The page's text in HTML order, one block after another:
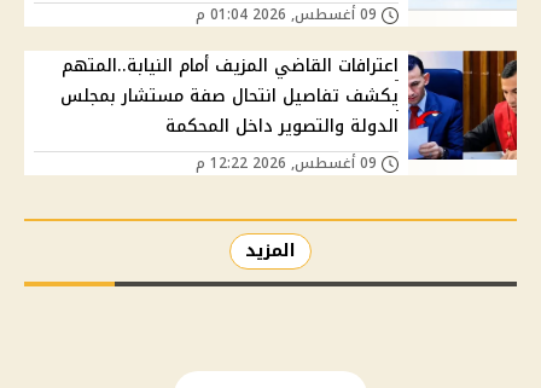
اعترافات القاضي المزيف أمام النيابة..المتهم
يكشف تفاصيل انتحال صفة مستشار بمجلس
الدولة والتصوير داخل المحكمة
المزيد